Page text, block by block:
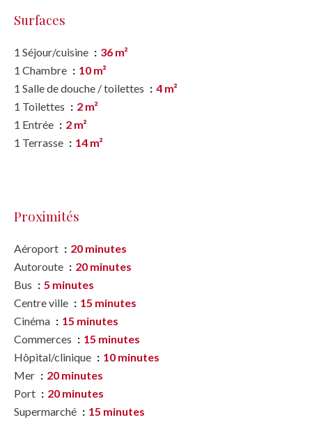
Surfaces
1 Séjour/cuisine
36 m²
1 Chambre
10 m²
1 Salle de douche / toilettes
4 m²
1 Toilettes
2 m²
1 Entrée
2 m²
1 Terrasse
14 m²
Proximités
Aéroport
20 minutes
Autoroute
20 minutes
Bus
5 minutes
Centre ville
15 minutes
Cinéma
15 minutes
Commerces
15 minutes
Hôpital/clinique
10 minutes
Mer
20 minutes
Port
20 minutes
Supermarché
15 minutes